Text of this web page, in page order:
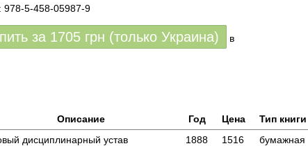
978-5-458-05987-9
за 1705 грн (только Украина) в
Описание Год Цена
Тип книги
дисциплинарный устав
1888 1516
бумажная